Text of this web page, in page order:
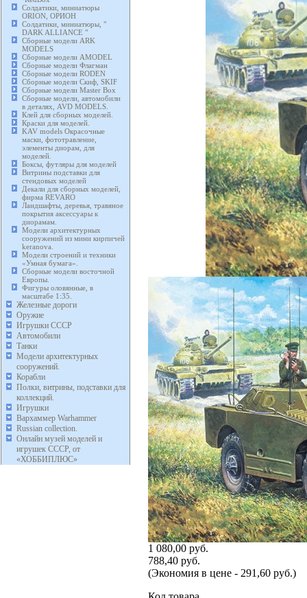
Солдатики, миниатюры
ORION, ОРИОН
Солдатики, миниатюры, "
DARK ALLIANCE "
Сборные модели ARK
MODELS
Сборные модели AMODEL
Сборные модели Флагман
Сборные модели RODEN
Сборные модели Скиф, SKIF
Сборные модели Master Box
Сборные модели, автомобили
в деталях, AVD MODELS.
Клей для сборных моделей.
Краски для моделей.
KAV models Окрасочные
маски, фототравление,
элементы диорам, для
моделей.
Боксы, футляры для моделей
Витрины подставки для
стендовых моделей
Декали для сборных моделей,
фирма REVARO
Ландшафты, деревья, травяное
покрытия аксессуары к
диорамам.
Модели архитектурных
сооружений из мини кирпичей
keranova.
Модели строений и техники
«Умная бумага».
Сборные модели восточной
Европы.
Фигуры оловянные, в
масштабе 1:35.
Железные дороги
Оружие
Игрушки СССР
Автомобили
Танки
Модели архитектурных
сооружений.
Корабли
Полки, витрины, подставки для
коллекций.
Игрушки
Вархаммер Warhammer
Russian collection.
Онлайн музей моделей и
игрушек СССР, от
«ХОББИПЛЮС»
1 080,00 руб.
788,40 руб.
(Экономия в цене - 291,60 руб.)